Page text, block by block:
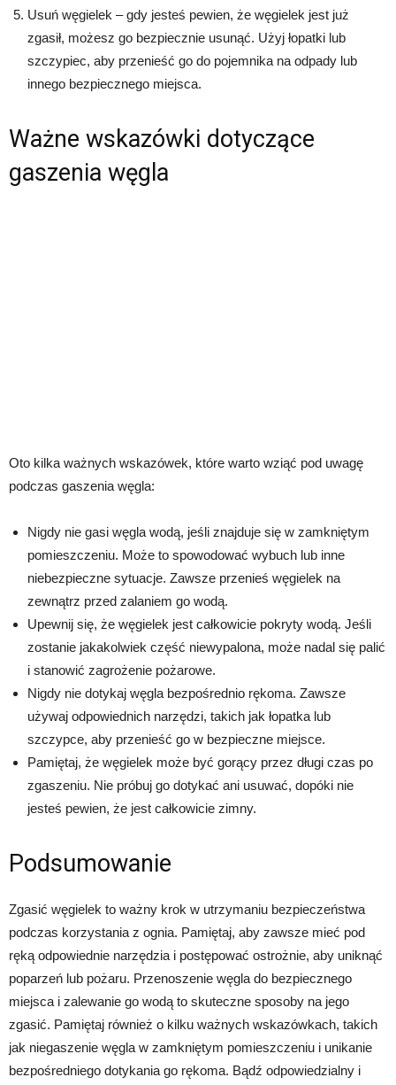
Usuń węgielek – gdy jesteś pewien, że węgielek jest już
zgasił, możesz go bezpiecznie usunąć. Użyj łopatki lub
szczypiec, aby przenieść go do pojemnika na odpady lub
innego bezpiecznego miejsca.
Ważne wskazówki dotyczące
gaszenia węgla
Oto kilka ważnych wskazówek, które warto wziąć pod uwagę
podczas gaszenia węgla:
Nigdy nie gasi węgla wodą, jeśli znajduje się w zamkniętym
pomieszczeniu. Może to spowodować wybuch lub inne
niebezpieczne sytuacje. Zawsze przenieś węgielek na
zewnątrz przed zalaniem go wodą.
Upewnij się, że węgielek jest całkowicie pokryty wodą. Jeśli
zostanie jakakolwiek część niewypalona, może nadal się palić
i stanowić zagrożenie pożarowe.
Nigdy nie dotykaj węgla bezpośrednio rękoma. Zawsze
używaj odpowiednich narzędzi, takich jak łopatka lub
szczypce, aby przenieść go w bezpieczne miejsce.
Pamiętaj, że węgielek może być gorący przez długi czas po
zgaszeniu. Nie próbuj go dotykać ani usuwać, dopóki nie
jesteś pewien, że jest całkowicie zimny.
Podsumowanie
Zgasić węgielek to ważny krok w utrzymaniu bezpieczeństwa
podczas korzystania z ognia. Pamiętaj, aby zawsze mieć pod
ręką odpowiednie narzędzia i postępować ostrożnie, aby uniknąć
poparzeń lub pożaru. Przenoszenie węgla do bezpiecznego
miejsca i zalewanie go wodą to skuteczne sposoby na jego
zgasić. Pamiętaj również o kilku ważnych wskazówkach, takich
jak niegaszenie węgla w zamkniętym pomieszczeniu i unikanie
bezpośredniego dotykania go rękoma. Bądź odpowiedzialny i